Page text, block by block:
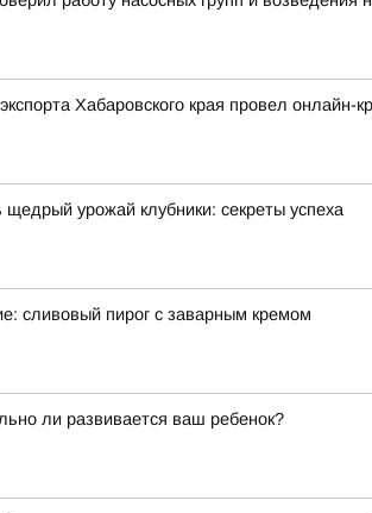
Хабаровского края провел
щедрый урожай клубники: секреты успеха
сливовый пирог с заварным кремом
ли развивается ваш ребенок?